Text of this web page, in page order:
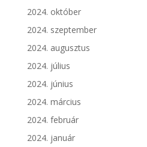
2024. október
2024. szeptember
2024. augusztus
2024. július
2024. június
2024. március
2024. február
2024. január